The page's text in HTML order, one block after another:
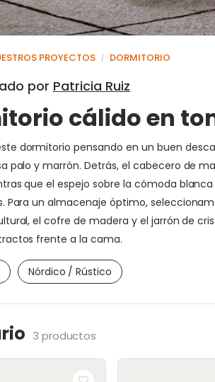
PROYECTOS / DORMITORIO
por Patricia Ruiz
cálido en
dormitorio pensando en un buen
palo y marrón. Detrás, el cabecero de
que el espejo sobre la cómoda
Para un almacenaje óptimo,
el cofre de madera y el jarrón de
frente a la cama.
Nórdico / Rústico
3 productos